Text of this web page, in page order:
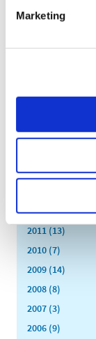
Marketing
2022 (197)
2018 (150)
2016 (167)
2014 (44)
2012 (44)
2011 (13)
2010 (7)
2009 (14)
2008 (8)
2007 (3)
2006 (9)